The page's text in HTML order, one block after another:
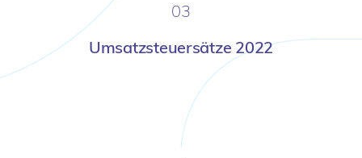
03
Umsatzsteuersätze 2022